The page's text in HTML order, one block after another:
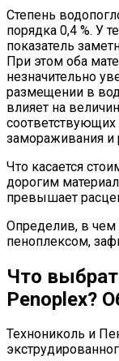
Степень
порядка 0,4 %. У
показатель
При этом оба
незначительно
размещении в
влияет на
соответствующих
замораживания и
Что касается
дорогим
превышает
Определив, в чем
пеноплексом,
Что
Penoplex?
Технониколь и